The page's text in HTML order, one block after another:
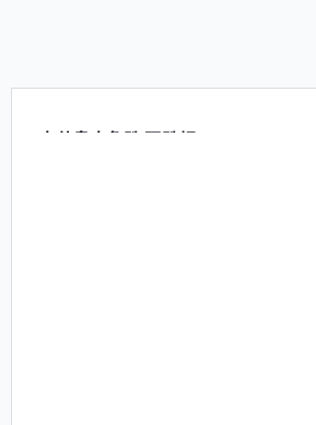
古茗盘中急跌 现跌超11%